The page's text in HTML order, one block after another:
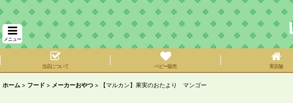
メニュー
当店について ベビー販売 実店舗
ホーム > フード > メーカーおやつ > 【マルカン】果実のおたより マンゴー